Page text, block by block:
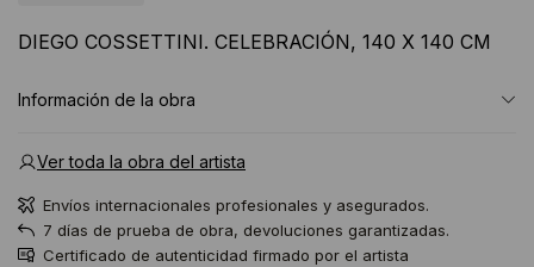
DIEGO COSSETTINI. CELEBRACIÓN, 140 X 140 CM
Información de la obra
Ver toda la obra del artista
Envíos internacionales profesionales y asegurados.
7 días de prueba de obra, devoluciones garantizadas.
Certificado de autenticidad firmado por el artista